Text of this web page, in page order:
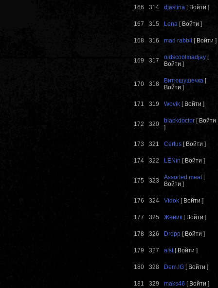
166 314 djastina [ Войти ]
167 315 Lena [ Войти ]
168 316 mad rabbit[ Войти ]
169 317 oldscoolmadjay [
Войти ]
170 318 Витюшушечка [
Войти ]
171 319 Wovik [ Войти ]
172 320 blackdoctor [ Войти
]
173 321 Certus [ Войти ]
174 322 LENin [ Войти ]
175 323 Assorted meat[
Войти ]
176 324 Vidok [ Войти ]
177 325 Женик [ Войти ]
178 326 Dropp [ Войти ]
179 327 alst[ Войти ]
180 328 Dem.IG [ Войти ]
181 329 maks46 [ Войти ]